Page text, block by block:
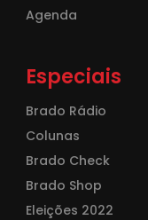
Agenda
Especiais
Brado Rádio
Colunas
Brado Check
Brado Shop
Eleições 2022